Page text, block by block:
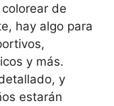
de
hay algo para
y más.
y
estarán